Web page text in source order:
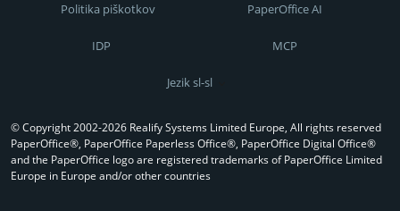
Politika piškotkov PaperOffice AI
IDP MCP
Jezik sl-sl
© Copyright 2002-2026 Realify Systems Limited Europe, All rights reserved
PaperOffice®, PaperOffice Paperless Office®, PaperOffice Digital Office®
and the PaperOffice logo are registered trademarks of PaperOffice Limited
Europe in Europe and/or other countries